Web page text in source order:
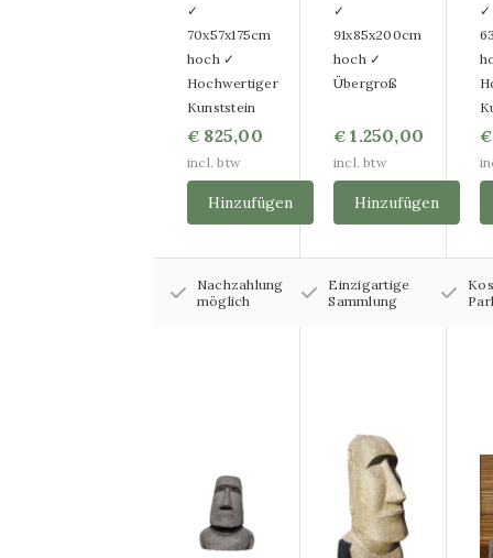
Paneelgemälde
Gemälde aus
Aluminium
Aluminium
Gemälde OUTLET
✓
70x57x175cm
hoch ✓
Hochwertiger
Kunststein
€ 825,00
incl. btw
Hinzufügen
✓
91x85x200cm
hoch ✓
Übergroß
€ 1.250,00
incl. btw
Hinzufügen
✓
€
Nachzahlung
möglich
Einzigartige
Sammlung